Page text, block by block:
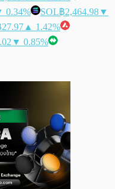
0.34% SOL฿2,464.98▼
▲ 1.42%
▼ 0.85%